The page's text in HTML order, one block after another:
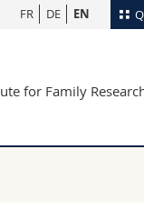
Maps/
FR DE EN
for Family